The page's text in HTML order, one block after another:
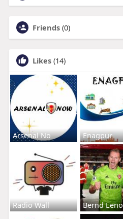
Friends (0)
Likes (14)
Arsenal No Enagpur
Radio Wall Bernd Leno